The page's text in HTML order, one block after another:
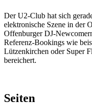
Der U2-Club hat sich
elektronische Szene in der
Offenburger DJ-
Referenz-Bookings wie
Lützenkirchen oder Super
bereichert.
Seiten